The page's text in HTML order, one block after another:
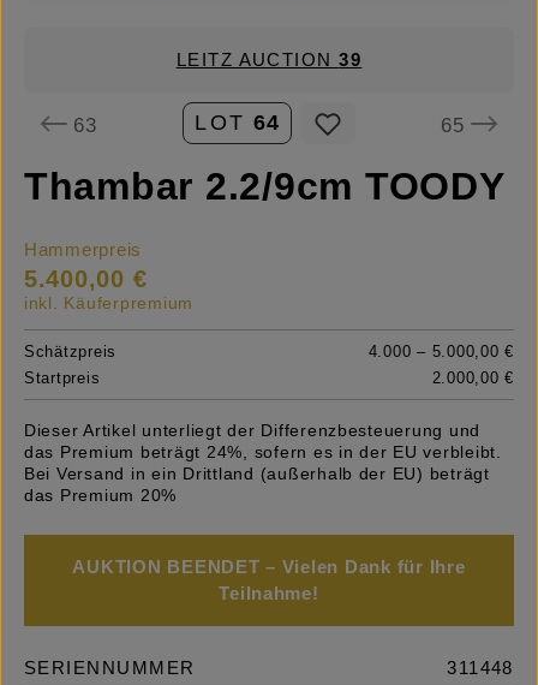
LEITZ AUCTION39
63 LOT 64 65
Thambar 2.2/9cm TOODY
Hammerpreis
5.400,00 €
inkl. Käuferpremium
Schätzpreis
4.000 – 5.000,00 €
Startpreis
2.000,00 €
Dieser Artikel unterliegt der Differenzbesteuerung und
das Premium beträgt 24%, sofern es in der EU verbleibt.
Bei Versand in ein Drittland (außerhalb der EU) beträgt
das Premium 20%
AUKTION BEENDET – Vielen Dank für Ihre
Teilnahme!
SERIENNUMMER 311448